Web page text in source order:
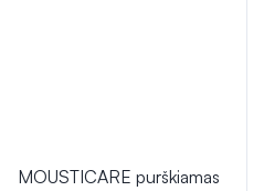
MOUSTICARE purškiamas